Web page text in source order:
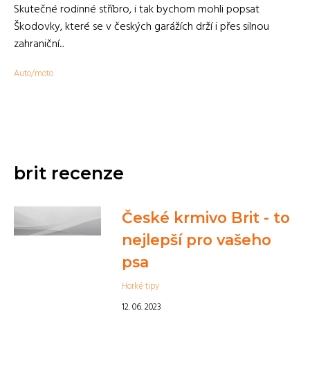
Skutečné rodinné stříbro, i tak bychom mohli popsat
Škodovky, které se v českých garážích drží i přes silnou
zahraniční...
Auto/moto
brit recenze
České krmivo Brit - to
nejlepší pro vašeho
psa
Horké tipy
12. 06. 2023